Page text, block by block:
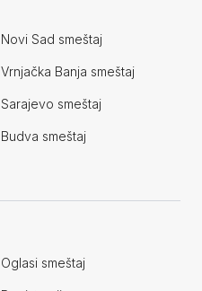
Novi Sad smeštaj
Vrnjačka Banja smeštaj
Sarajevo smeštaj
Budva smeštaj
Oglasi smeštaj